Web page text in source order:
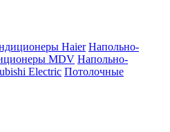
Haier Напольно-
MDV Напольно-
Electric Потолочные